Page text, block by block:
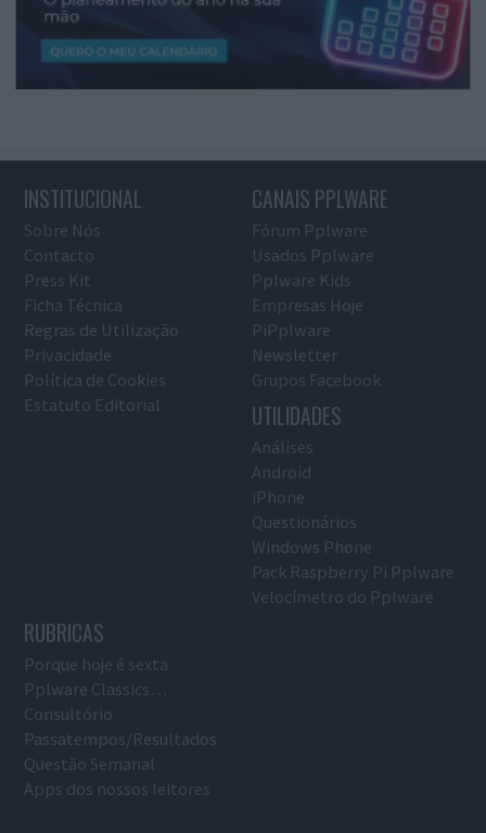
INSTITUCIONAL
Sobre Nós
Contacto
Press Kit
Ficha Técnica
Regras de Utilização
Privacidade
Política de Cookies
Estatuto Editorial
CANAIS PPLWARE
Fórum Pplware
Usados Pplware
Pplware Kids
Empresas Hoje
PiPplware
Newsletter
Grupos Facebook
UTILIDADES
Análises
Android
iPhone
Questionários
Windows Phone
Pack Raspberry Pi Pplware
Velocímetro do Pplware
RUBRICAS
Porque hoje é sexta
Pplware Classics…
Consultório
Passatempos/Resultados
Questão Semanal
Apps dos nossos leitores